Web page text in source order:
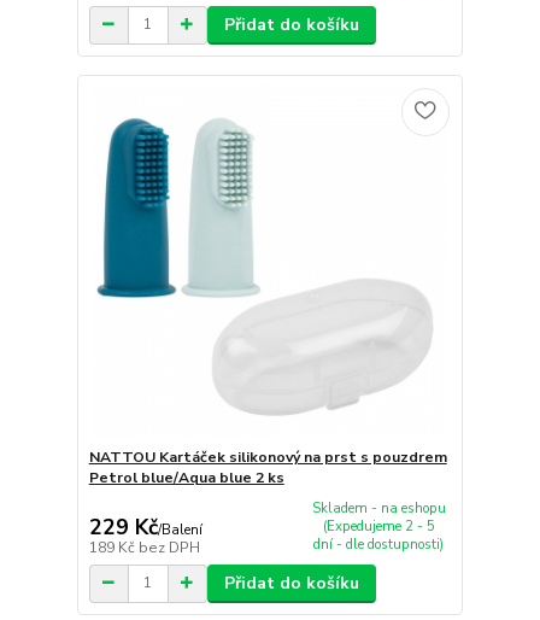
Přidat do košíku
NATTOU Kartáček silikonový na prst s pouzdrem
Petrol blue/Aqua blue 2 ks
229 Kč/Balení
189 Kč bez DPH
Skladem - na eshopu
(Expedujeme 2 - 5
dní - dle dostupnosti)
Přidat do košíku